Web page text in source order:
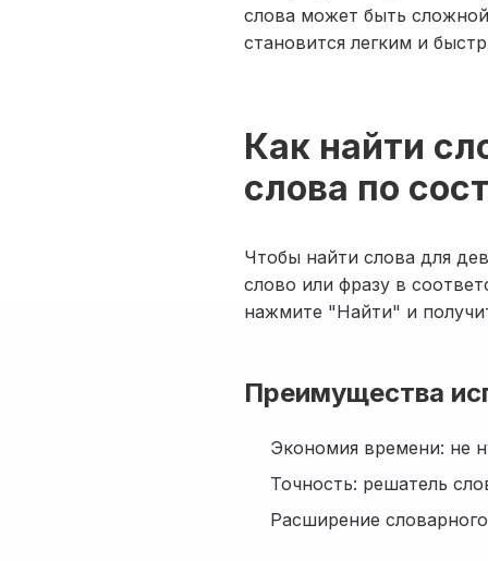
слова может быть
становится легким и
Как найти
слова по
Чтобы найти слова для
слово или фразу в
нажмите "Найти" и
Преимущества
Экономия времени: не
Точность: решатель
Расширение